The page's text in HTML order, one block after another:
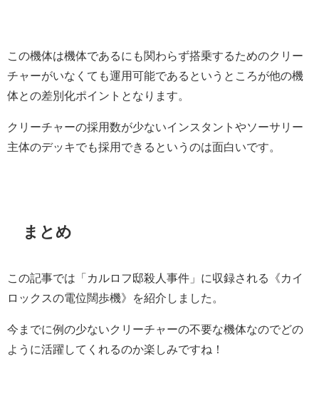
この機体は機体であるにも関わらず搭乗するためのクリー
チャーがいなくても運用可能であるというところが他の機
体との差別化ポイントとなります。
クリーチャーの採用数が少ないインスタントやソーサリー
主体のデッキでも採用できるというのは面白いです。
まとめ
この記事では「カルロフ邸殺人事件」に収録される《カイ
ロックスの電位闊歩機》を紹介しました。
今までに例の少ないクリーチャーの不要な機体なのでどの
ように活躍してくれるのか楽しみですね！